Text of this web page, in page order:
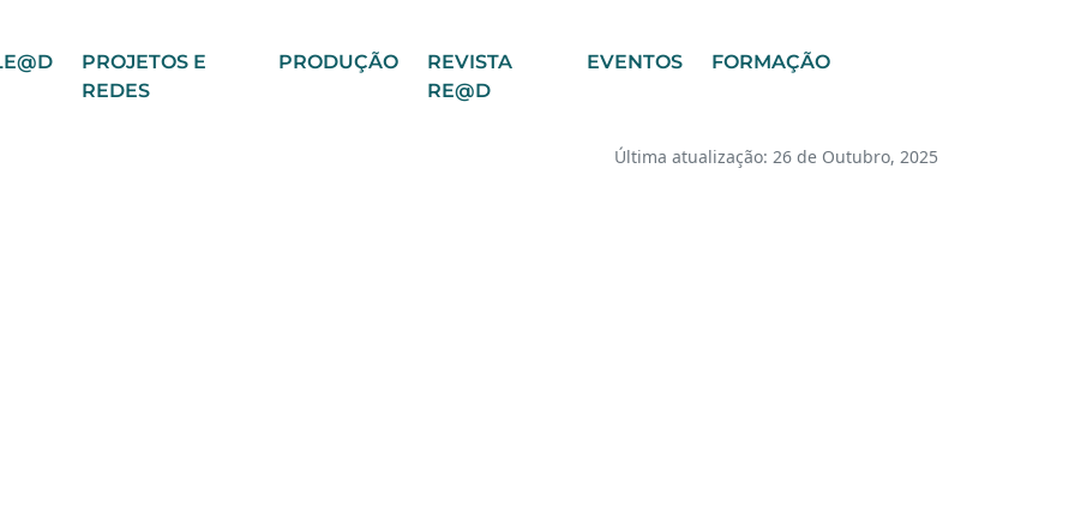
PROJETOS E
REDES
PRODUÇÃO
REVISTA
RE@D
EVENTOS FORMAÇÃO
Última atualização: 26 de Outubro, 2025